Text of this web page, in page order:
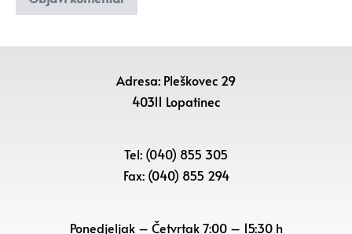
Adresa: Pleškovec 29
40311 Lopatinec
Tel: (040) 855 305
Fax: (040) 855 294
Ponedjeljak – Četvrtak 7:00 – 15:30 h